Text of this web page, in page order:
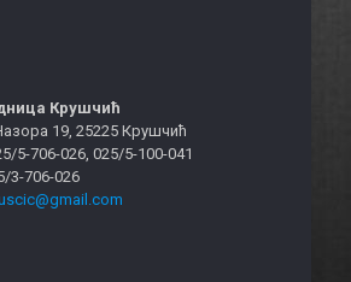
Крушчић
19, 25225 Крушчић
5-706-026, 025/5-100-041
3-706-026